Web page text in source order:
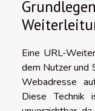
Eine URL-
dem Nutzer und
Webadresse
Diese Technik